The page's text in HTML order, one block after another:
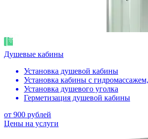
Душевые кабины
Установка душевой кабины
Установка кабины с
Установка душевого уголка
Герметизация душевой кабины
от 900 рублей
Цены на услуги